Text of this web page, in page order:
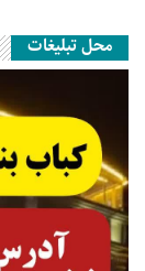
محل تبلیغات